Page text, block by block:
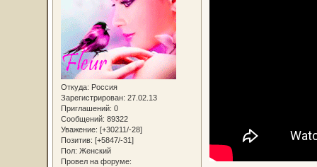
Откуда: Россия
Зарегистрирован: 27.02.13
Приглашений: 0
Сообщений: 89322
Уважение: [+30211/-28]
Позитив: [+5847/-31]
Пол: Женский
Провел на форуме: